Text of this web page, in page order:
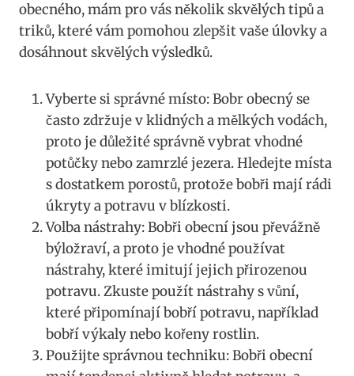
obecného, mám pro ‌vás několik skvělých tipů a
triků, které vám ⁢pomohou zlepšit ‌vaše úlovky a
dosáhnout ‍skvělých výsledků.
Vyberte si správné ⁤místo: Bobr ‍obecný se
často zdržuje‍ v klidných a‌ mělkých vodách,
proto je důležité ⁤správně vybrat vhodné
potůčky nebo zamrzlé jezera. Hledejte místa
s dostatkem porostů, protože bobři mají rádi​
úkryty a potravu v blízkosti.
Volba nástrahy: Bobři obecní jsou ‍převážně
býložraví, a proto je⁣ vhodné používat
‌nástrahy, které⁤ imitují jejich přirozenou
potravu. Zkuste použít nástrahy s vůní,
⁢které připomínají bobří potravu, například
bobří​ výkaly nebo kořeny rostlin.
Použijte správnou techniku: ⁣Bobři obecní